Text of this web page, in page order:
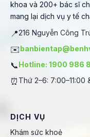
khoa và 200+ bác sĩ
mang lại dịch vụ y tế
📍216 Nguyễn Công
✉️
📞Hotline: 1900 986
⏰ Thứ 2–6: 7:00–11:00
DỊCH VỤ
Khám sức khoẻ